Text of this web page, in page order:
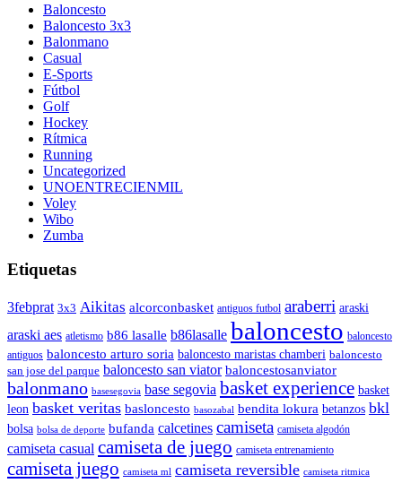
Baloncesto
Baloncesto 3x3
Balonmano
Casual
E-Sports
Fútbol
Golf
Hockey
Rítmica
Running
Uncategorized
UNOENTRECIENMIL
Voley
Wibo
Zumba
Etiquetas
3febprat 3x3 Aikitas alcorconbasket antiguos futbol araberri araski
araski aes atletismo b86 lasalle b86lasalle baloncesto baloncesto
antiguos baloncesto arturo soria baloncesto maristas chamberi baloncesto
san jose del parque baloncesto san viator baloncestosanviator
balonmano basesegovia base segovia basket experience basket
leon basket veritas basloncesto basozabal bendita lokura betanzos bkl
bolsa bolsa de deporte bufanda calcetines camiseta camiseta algodón
camiseta casual camiseta de juego camiseta entrenamiento
camiseta juego camiseta ml camiseta reversible camiseta ritmica